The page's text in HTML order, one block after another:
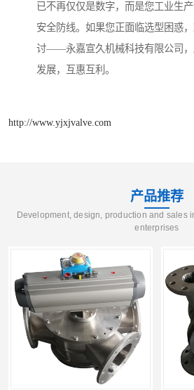
已不再仅仅是数字，而是您工业生
安全防线。如果您正面临选型困惑
讨——永嘉宣久机械科技有限公司，
发展，互惠互利。
http://www.yjxjvalve.com
产品推荐
Development, design, production and sales
enterprises